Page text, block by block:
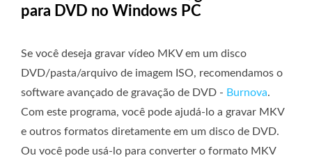
para DVD no Windows PC
Se você deseja gravar vídeo MKV em um disco
DVD/pasta/arquivo de imagem ISO, recomendamos o
software avançado de gravação de DVD - Burnova.
Com este programa, você pode ajudá-lo a gravar MKV
e outros formatos diretamente em um disco de DVD.
Ou você pode usá-lo para converter o formato MKV